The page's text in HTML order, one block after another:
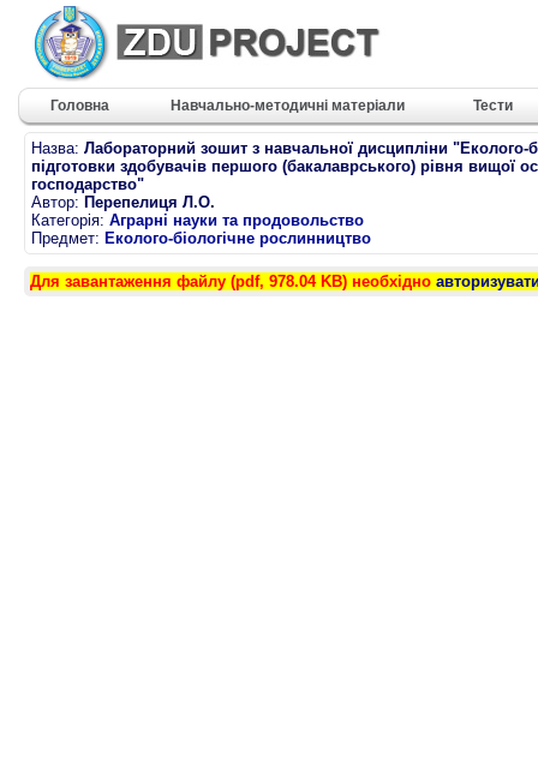
Головна Навчально-методичні матеріали Тести
Назва: Лабораторний зошит з навчальної дисципліни "Еколого-
підготовки здобувачів першого (бакалаврського) рівня вищої
господарство"
Автор: Перепелиця Л.О.
Категорія: Аграрні науки та продовольство
Предмет: Еколого-біологічне рослинництво
Для завантаження файлу (pdf, 978.04 KB) необхідно